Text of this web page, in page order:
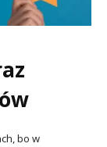
bo w